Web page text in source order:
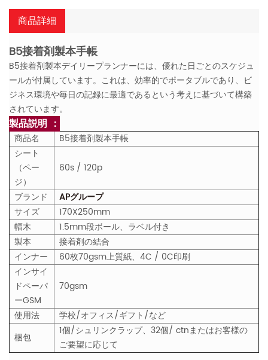
商品詳細
B5接着剤製本手帳
B5接着剤製本デイリープランナーには、優れた日ごとのスケジュ
ールが付属しています。これは、効率的でポータブルであり、ビ
ジネス環境や毎日の記録に最適であるという考えに基づいて構築
されています。
製品説明 ：
商品名
B5接着剤製本手帳
シート
（ペー
ジ）
60s / 120p
ブランド
APグループ
サイズ
170X250mm
幅木
1.5mm段ボール、ラベル付き
製本
接着剤の結合
インナー
60枚70gsm上質紙、4C / 0C印刷
インサイ
ドペーパ
ーGSM
70gsm
使用法
学校/オフィス/ギフト/など
梱包
1個/シュリンクラップ、32個/ ctnまたはお客様の
ご要望に応じて